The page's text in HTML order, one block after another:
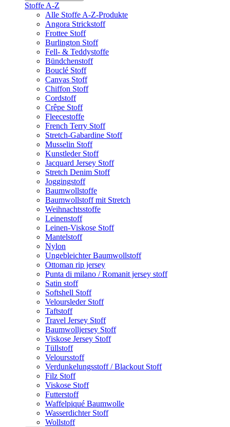
Stoffe A-Z
Alle Stoffe A-Z-Produkte
Angora Strickstoff
Frottee Stoff
Burlington Stoff
Fell- & Teddystoffe
Bündchenstoff
Bouclé Stoff
Canvas Stoff
Chiffon Stoff
Cordstoff
Crêpe Stoff
Fleecestoffe
French Terry Stoff
Stretch-Gabardine Stoff
Musselin Stoff
Kunstleder Stoff
Jacquard Jersey Stoff
Stretch Denim Stoff
Joggingstoff
Baumwollstoffe
Baumwollstoff mit Stretch
Weihnachtsstoffe
Leinenstoff
Leinen-Viskose Stoff
Mantelstoff
Nylon
Ungebleichter Baumwollstoff
Ottoman rip jersey
Punta di milano / Romanit jersey stoff
Satin stoff
Softshell Stoff
Veloursleder Stoff
Taftstoff
Travel Jersey Stoff
Baumwolljersey Stoff
Viskose Jersey Stoff
Tüllstoff
Veloursstoff
Verdunkelungsstoff / Blackout Stoff
Filz Stoff
Viskose Stoff
Futterstoff
Waffelpiqué Baumwolle
Wasserdichter Stoff
Wollstoff